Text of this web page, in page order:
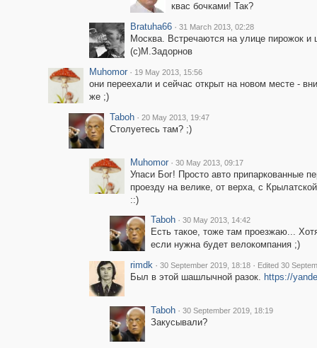
квас бочками! Так?
Bratuha66 · 31 March 2013, 02:28
Москва. Встречаются на улице пирожок
(с)М.Задорнов
Muhomor · 19 May 2013, 15:56
они переехали и сейчас открыт на новом месте -
же ;)
Taboh · 20 May 2013, 19:47
Столуетесь там? ;)
Muhomor · 30 May 2013, 09:17
Упаси Бог! Просто авто припаркованные
проезду на велике, от верха, с
::)
Taboh · 30 May 2013, 14:42
Есть такое, тоже там проезжаю...
если нужна будет велокомпания ;)
rimdk · 30 September 2019, 18:18 · Edited 30
Был в этой шашлычной разок. https://
Taboh · 30 September 2019, 18:19
Закусывали?